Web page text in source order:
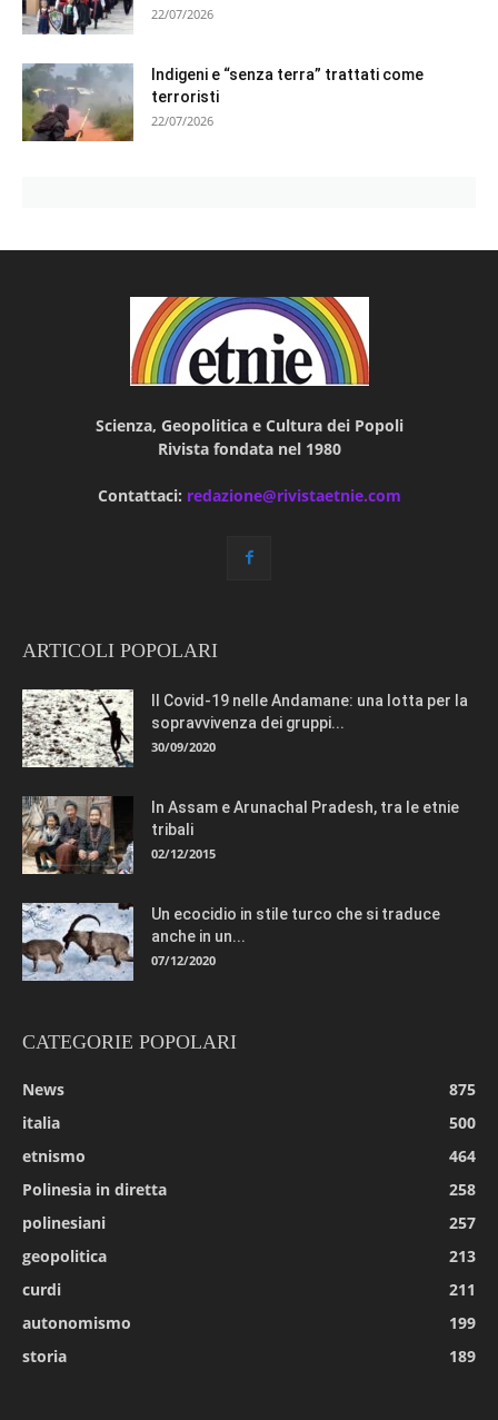
22/07/2026
Indigeni e “senza terra” trattati come
terroristi
22/07/2026
Scienza, Geopolitica e Cultura dei Popoli
Rivista fondata nel 1980
Contattaci: redazione@rivistaetnie.com
ARTICOLI POPOLARI
Il Covid-19 nelle Andamane: una lotta per la
sopravvivenza dei gruppi...
30/09/2020
In Assam e Arunachal Pradesh, tra le etnie
tribali
02/12/2015
Un ecocidio in stile turco che si traduce
anche in un...
07/12/2020
CATEGORIE POPOLARI
News
875
italia
500
etnismo
464
Polinesia in diretta
258
polinesiani
257
geopolitica
213
curdi
211
autonomismo
199
storia
189